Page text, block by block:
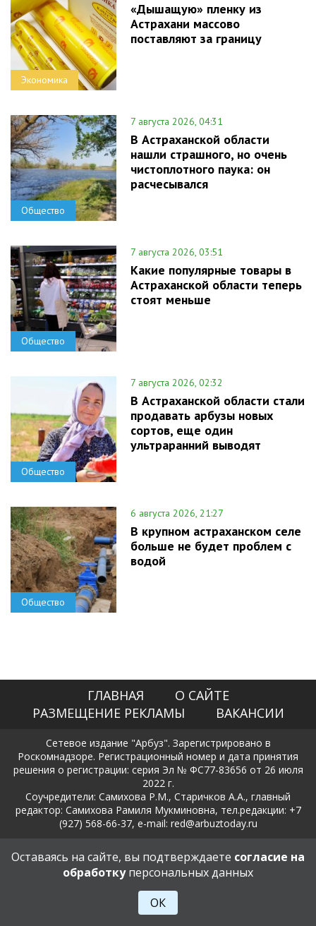
Экономика
«Дышащую» пленку из
Астрахани массово
поставляют за границу
Общество
7 августа 2026, 04:31
В Астраханской области
нашли страшного, но очень
чистоплотного паука: он
расчесывался
Общество
7 августа 2026, 03:51
Какие популярные товары в
Астраханской области теперь
стоят меньше
Общество
7 августа 2026, 02:32
В Астраханской области стали
продавать арбузы новых
сортов, еще один
ультраранний выводят
Общество
6 августа 2026, 21:27
В крупном астраханском селе
больше не будет проблем с
водой
ГЛАВНАЯ
О САЙТЕ
РАЗМЕЩЕНИЕ РЕКЛАМЫ
ВАКАНСИИ
Сетевое издание "Арбуз". Зарегистрировано в
Роскомнадзоре. Регистрационный номер и дата принятия
решения о регистрации: серия Эл № ФС77-83656 от 26 июля
2022 г.
Соучредители: Самихова Р.М., Старичков А.А., главный
редактор: Самихова Рамиля Мукминовна, тел.редакции: +7
(927) 568-66-37, e-mail: red@arbuztoday.ru
Политика в отношении обработки и защиты персональных
данных
18+
Оставаясь на сайте, вы подтверждаете согласие на
обработкуперсональных данных
ОК